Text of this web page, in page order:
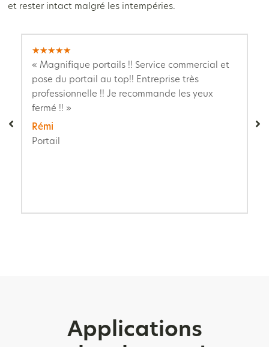
et rester intact malgré les intempéries.
★★★★★
« Magnifique portails !! Service commercial et
pose du portail au top!! Entreprise très
professionnelle !! Je recommande les yeux
fermé !! »
Rémi
Portail
Applications